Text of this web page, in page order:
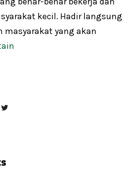
kecil. Hadir langsung
masyarakat yang akan